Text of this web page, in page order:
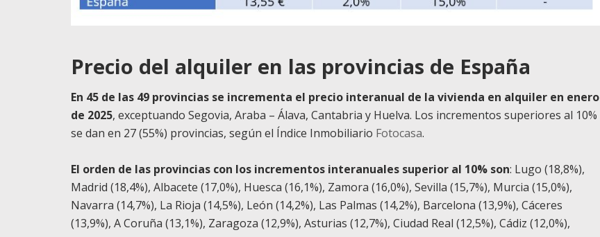
Precio del alquiler en las provincias de España
En 45 de las 49 provincias se incrementa el precio interanual de la vivienda en alquiler en enero
de 2025, exceptuando Segovia, Araba – Álava, Cantabria y Huelva. Los incrementos superiores al 10%
se dan en 27 (55%) provincias, según el Índice Inmobiliario Fotocasa.
El orden de las provincias con los incrementos interanuales superior al 10% son: Lugo (18,8%),
Madrid (18,4%), Albacete (17,0%), Huesca (16,1%), Zamora (16,0%), Sevilla (15,7%), Murcia (15,0%),
Navarra (14,7%), La Rioja (14,5%), León (14,2%), Las Palmas (14,2%), Barcelona (13,9%), Cáceres
(13,9%), A Coruña (13,1%), Zaragoza (12,9%), Asturias (12,7%), Ciudad Real (12,5%), Cádiz (12,0%),